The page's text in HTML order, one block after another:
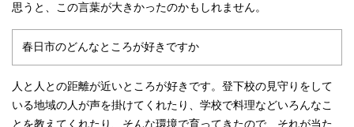
思うと、この言葉が大きかったのかもしれません。
春日市のどんなところが好きですか
人と人との距離が近いところが好きです。登下校の見守りをして
いる地域の人が声を掛けてくれたり、学校で料理などいろんなこ
とを教えてくれたり、そんな環境で育ってきたので、それが当た